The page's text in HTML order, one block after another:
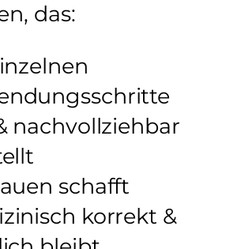
das:
nachvollziehbar
schafft
korrekt &